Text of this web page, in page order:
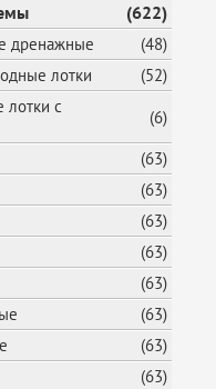
(622)
дренажные
(48)
лотки
(52)
с
(6)
(63)
(63)
(63)
(63)
(63)
(63)
(63)
(63)